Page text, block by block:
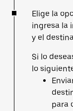
Elige la
ingresa la
y el
Si lo
lo
para